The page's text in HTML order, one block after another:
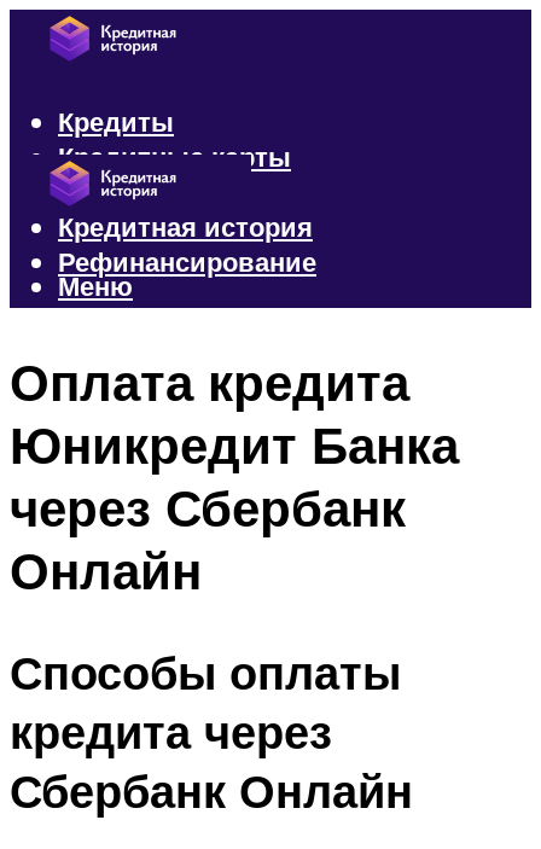
Кредиты
Кредитные карты
Микрозаймы
Кредитная история
Рефинансирование
Меню
Оплата кредита
Юникредит Банка
через Сбербанк
Онлайн
Способы оплаты
кредита через
Сбербанк Онлайн